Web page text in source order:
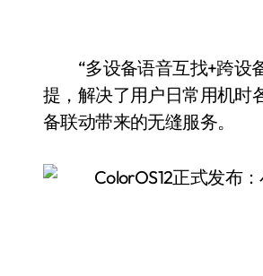
“多设备语音互找+跨设备
提，解决了用户日常用机时
备联动带来的无缝服务。